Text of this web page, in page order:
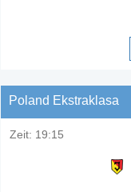
Poland Ekstraklasa
Zeit: 19:15